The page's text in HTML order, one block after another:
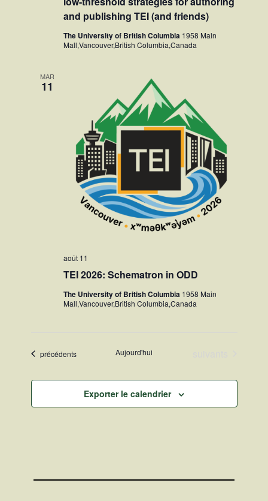
and publishing TEI (and friends)
The University of British Columbia 1958 Main
Mall,Vancouver,British Columbia,Canada
MAR
11
TEI 2026: Schematron in ODD
août 11
The University of British Columbia 1958 Main
Mall,Vancouver,British Columbia,Canada
Évènements
précédents Aujourd'hui
Exporter le calendrier